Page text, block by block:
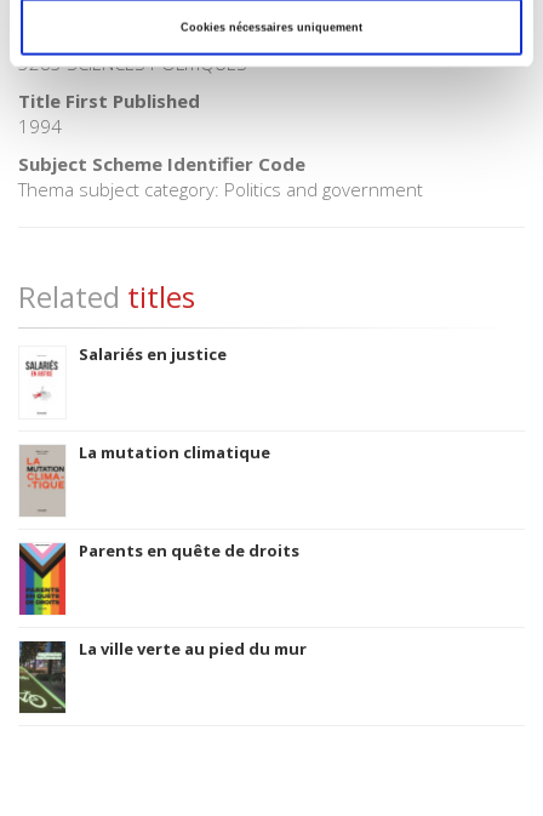
Cookies nécessaires uniquement
CLIL (Version 2013-2019)
3283 SCIENCES POLITIQUES
Title First Published
1994
Subject Scheme Identifier Code
Thema subject category: Politics and government
Related titles
Salariés en justice
La mutation climatique
Parents en quête de droits
La ville verte au pied du mur